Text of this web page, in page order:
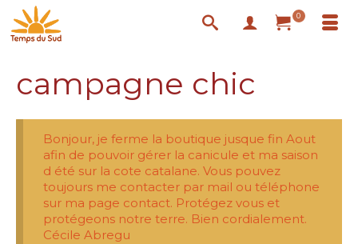
0
campagne chic
Bonjour, je ferme la boutique jusque fin Aout
afin de pouvoir gérer la canicule et ma saison
d été sur la cote catalane. Vous pouvez
toujours me contacter par mail ou téléphone
sur ma page contact. Protégez vous et
protégeons notre terre. Bien cordialement.
Cécile Abregu